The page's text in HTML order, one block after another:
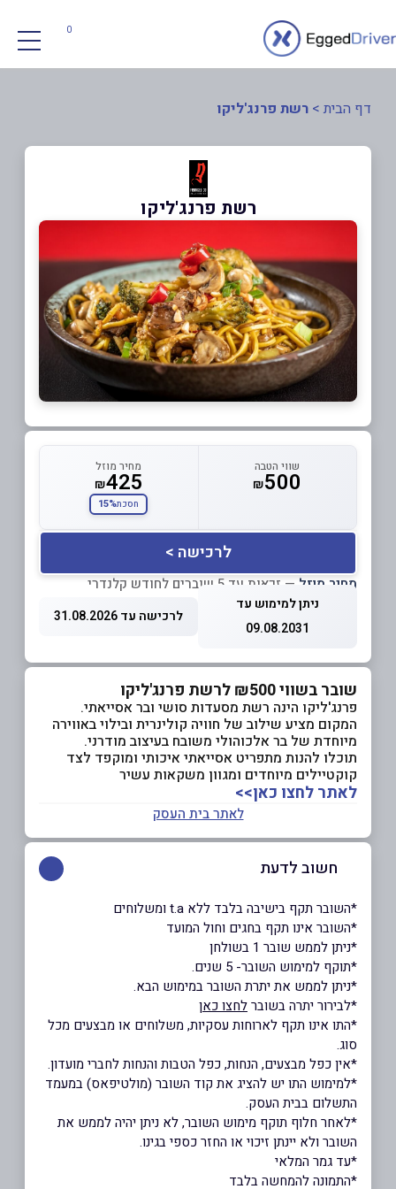
0
דף הבית > רשת פרנג'ליקו
רשת פרנג'ליקו
שווי הטבה
₪500
מחיר מוזל
₪425
חסכת15%
לרכישה >
מחיר מוזל — זכאות עד 5 שוברים לחודש קלנדרי
ניתן למימוש עד
09.08.2031
לרכישה עד 31.08.2026
שובר בשווי ₪500 לרשת פרנג'ליקו
פרנג'ליקו הינה רשת מסעדות סושי ובר אסייאתי.
המקום מציע שילוב של חוויה קולינרית ובילוי באווירה
מיוחדת של בר אלכוהולי משובח בעיצוב מודרני.
תוכלו להנות מתפריט אסייאתי איכותי ומוקפד לצד
קוקטיילים מיוחדים ומגוון משקאות עשיר
לאתר לחצו כאן>>
לאתר בית העסק
חשוב לדעת
*השובר תקף בישיבה בלבד ללא t.a ומשלוחים
*השובר אינו תקף בחגים וחול המועד
*ניתן לממש שובר 1 בשולחן
*תוקף למימוש השובר- 5 שנים.
*ניתן לממש את יתרת השובר במימוש הבא.
*לבירור יתרה בשוברלחצו כאן
*התו אינו תקף לארוחות עסקיות, משלוחים או מבצעים מכל
סוג.
*אין כפל מבצעים, הנחות, כפל הטבות והנחות לחברי מועדון.
*למימוש התו יש להציג את קוד השובר (מולטיפאס) במעמד
התשלום בבית העסק.
*לאחר חלוף תוקף מימוש השובר, לא ניתן יהיה לממש את
השובר ולא יינתן זיכוי או החזר כספי בגינו.
*עד גמר המלאי
*התמונה להמחשה בלבד